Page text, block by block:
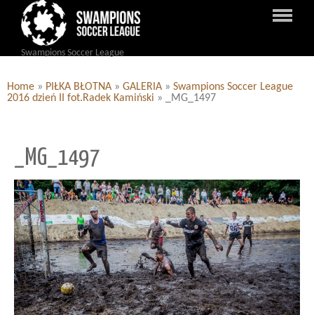
Swampions Soccer League
Home » PIŁKA BŁOTNA » GALERIA » Swampions Soccer League
2016 dzień II fot.Radek Kamiński » _MG_1497
_MG_1497